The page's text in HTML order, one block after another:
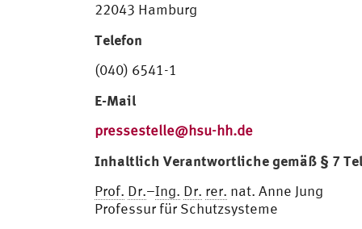
22043 Hamburg
Telefon
(040) 6541-1
E-Mail
pressestelle@hsu-hh.de
Inhaltlich Verantwortliche gemäß § 7
Prof. Dr.–Ing. Dr. rer. nat. Anne Jung
Professur für Schutzsysteme